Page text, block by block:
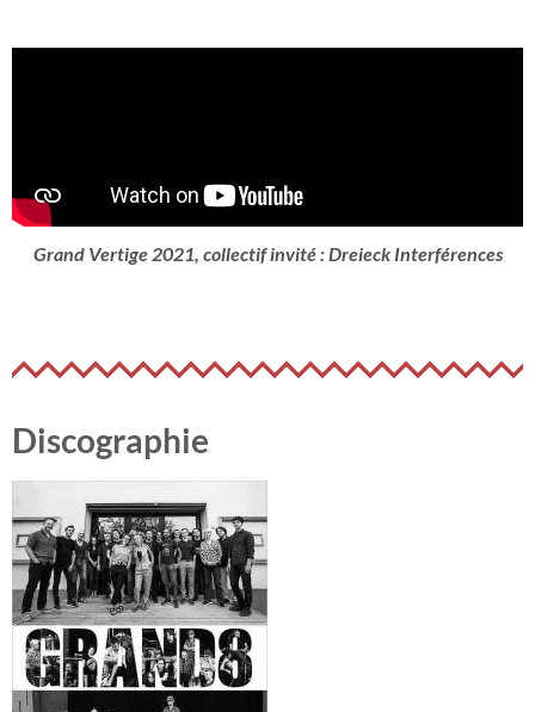
Grand Vertige 2021, collectif invité : Dreieck Interférences
Discographie